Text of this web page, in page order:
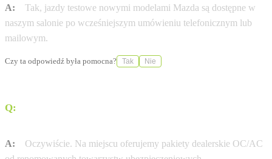
A:
Tak, jazdy testowe nowymi modelami Mazda są dostępne w
naszym salonie po wcześniejszym umówieniu telefonicznym lub
mailowym.
Czy ta odpowiedź była pomocna? Tak Nie
Q:
A:
Oczywiście. Na miejscu oferujemy pakiety dealerskie OC/AC